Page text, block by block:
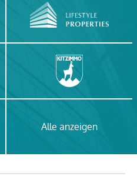
Alle anzeigen